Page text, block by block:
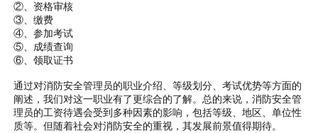
②、资格审核
③、缴费
④、参加考试
⑤、成绩查询
⑥、领取证书
通过对消防安全管理员的职业介绍、等级划分、考试优势等方面的
阐述，我们对这一职业有了更综合的了解。总的来说，消防安全管
理员的工资待遇会受到多种因素的影响，包括等级、地区、单位性
质等。但随着社会对消防安全的重视，其发展前景值得期待。